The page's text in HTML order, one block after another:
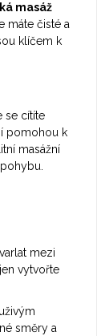
masáž
máte čisté a
klíčem k
se cítíte
pomohou k
masážní
mezi
vytvořte
směry a